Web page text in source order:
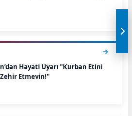
Hayati Uyarı "Kurban Etini
Etmeyin!"